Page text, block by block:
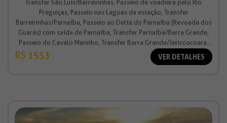
Transfer São Luís/Barreirinhas, Passeio de voadeira pelo Rio
Preguiças, Passeio nas Lagoas da estação, Transfer
Barreirinhas/Parnaíba, Passeio ao Delta do Parnaíba (Revoada dos
Guarás) com saída de Parnaíba, Transfer Parnaíba/Barra Grande,
Passeio do Cavalo Marinho, Transfer Barra Grande/Jericoacoara,
Transfer Jericoacoara/Fortaleza.
R$ 1553 VER DETALHES